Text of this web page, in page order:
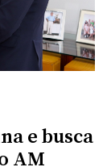
e busca
AM